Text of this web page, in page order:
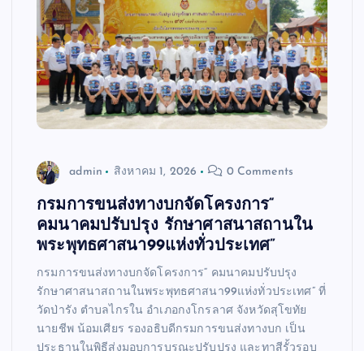
admin สิงหาคม 1, 2026 0 Comments
กรมการขนส่งทางบกจัดโครงการ“
คมนาคมปรับปรุง รักษาศาสนาสถานใน
พระพุทธศาสนา99แห่งทั่วประเทศ”
กรมการขนส่งทางบกจัดโครงการ“ คมนาคมปรับปรุง
รักษาศาสนาสถานในพระพุทธศาสนา99แห่งทั่วประเทศ” ที่
วัดป่ารัง ตำบลไกรใน อำเภอกงโกรลาศ จังหวัดสุโขทัย
นายชีพ น้อมเศียร รองอธิบดีกรมการขนส่งทางบก เป็น
ประธานในพิธีส่งมอบการบูรณะปรับปรุง และทาสีรั้วรอบ